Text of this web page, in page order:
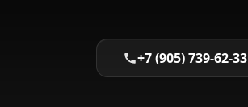
+7 (905) 739-62-33